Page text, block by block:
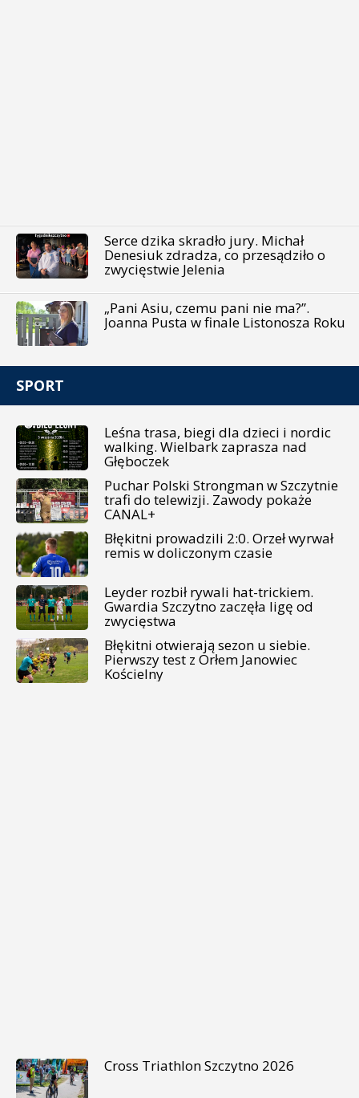
Serce dzika skradło jury. Michał
Denesiuk zdradza, co przesądziło o
zwycięstwie Jelenia
„Pani Asiu, czemu pani nie ma?”.
Joanna Pusta w finale Listonosza Roku
SPORT
Leśna trasa, biegi dla dzieci i nordic
walking. Wielbark zaprasza nad
Głęboczek
Puchar Polski Strongman w Szczytnie
trafi do telewizji. Zawody pokaże
CANAL+
Błękitni prowadzili 2:0. Orzeł wyrwał
remis w doliczonym czasie
Leyder rozbił rywali hat-trickiem.
Gwardia Szczytno zaczęła ligę od
zwycięstwa
Błękitni otwierają sezon u siebie.
Pierwszy test z Orłem Janowiec
Kościelny
Cross Triathlon Szczytno 2026